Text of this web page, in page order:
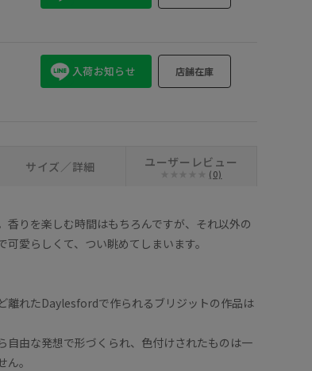
入荷お知らせ 店舗在庫
サイズ／詳細 ユーザーレビュー
(0)
香りを楽しむ時間はもちろんですが、それ以外の
愛らしくて、つい眺めてしまいます。
離れたDaylesfordで作られるブリジットの作品は
自由な発想で形づくられ、色付けされたものは一
。